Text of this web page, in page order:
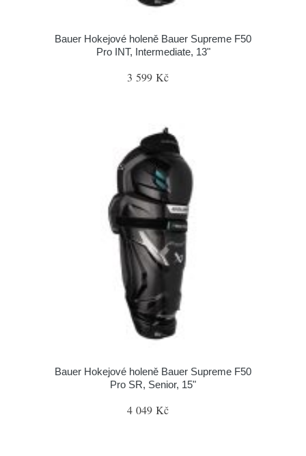
Bauer Hokejové holeně Bauer Supreme F50
Pro INT, Intermediate, 13"
3 599 Kč
Bauer Hokejové holeně Bauer Supreme F50
Pro SR, Senior, 15"
4 049 Kč